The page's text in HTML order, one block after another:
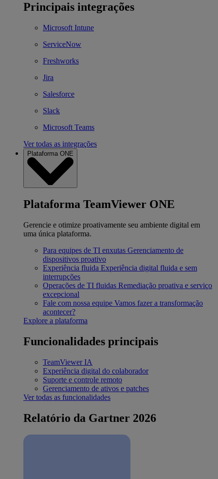
Principais integrações
Microsoft Intune
ServiceNow
Freshworks
Jira
Salesforce
Slack
Microsoft Teams
Ver todas as integrações
Plataforma ONE
Plataforma TeamViewer ONE
Gerencie e otimize proativamente seu ambiente digital em
uma única plataforma.
Para equipes de TI enxutas Gerenciamento de
dispositivos proativo
Experiência fluida Experiência digital fluida e sem
interrupções
Operações de TI fluidas Remediação proativa e serviço
excepcional
Fale com nossa equipe Vamos fazer a transformação
acontecer?
Explore a plataforma
Funcionalidades principais
TeamViewer IA
Experiência digital do colaborador
Suporte e controle remoto
Gerenciamento de ativos e patches
Ver todas as funcionalidades
Relatório da Gartner 2026